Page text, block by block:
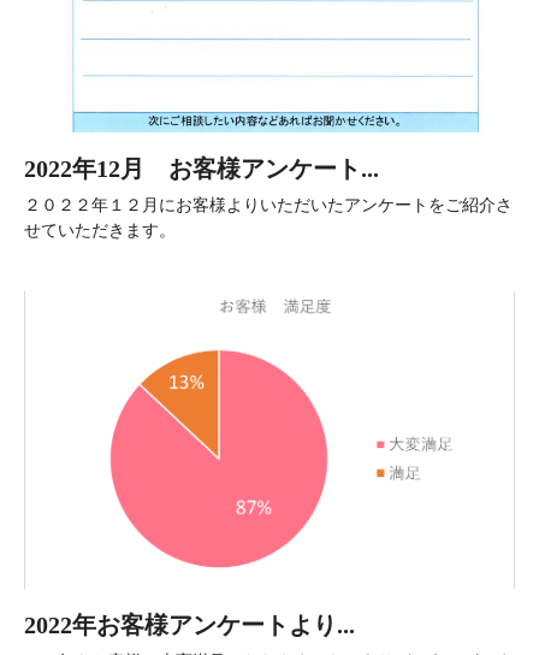
2022年12月 お客様アンケート...
２０２２年１２月にお客様よりいただいたアンケートをご紹介さ
せていただきます。
2022年お客様アンケートより...